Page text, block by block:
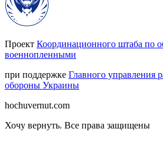
Проект Координационного штаба по
военнопленными
при поддержке Главного управления
обороны Украины
hochuvernut.com
Хочу вернуть. Все права защищены